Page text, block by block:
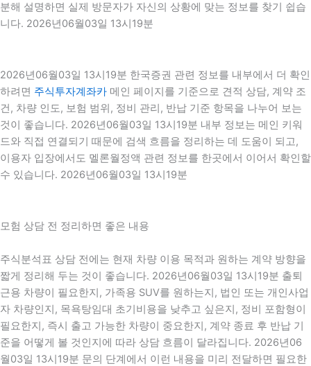
분해 설명하면 실제 방문자가 자신의 상황에 맞는 정보를 찾기 쉽습
니다. 2026년06월03일 13시19분
2026년06월03일 13시19분 한국증권 관련 정보를 내부에서 더 확인
하려면 주식투자계좌카 메인 페이지를 기준으로 견적 상담, 계약 조
건, 차량 인도, 보험 범위, 정비 관리, 반납 기준 항목을 나누어 보는
것이 좋습니다. 2026년06월03일 13시19분 내부 정보는 메인 키워
드와 직접 연결되기 때문에 검색 흐름을 정리하는 데 도움이 되고,
이용자 입장에서도 멜론월정액 관련 정보를 한곳에서 이어서 확인할
수 있습니다. 2026년06월03일 13시19분
모험 상담 전 정리하면 좋은 내용
주식분석표 상담 전에는 현재 차량 이용 목적과 원하는 계약 방향을
짧게 정리해 두는 것이 좋습니다. 2026년06월03일 13시19분 출퇴
근용 차량이 필요한지, 가족용 SUV를 원하는지, 법인 또는 개인사업
자 차량인지, 목욕탕임대 초기비용을 낮추고 싶은지, 정비 포함형이
필요한지, 즉시 출고 가능한 차량이 중요한지, 계약 종료 후 반납 기
준을 어떻게 볼 것인지에 따라 상담 흐름이 달라집니다. 2026년06
월03일 13시19분 문의 단계에서 이런 내용을 미리 전달하면 필요한